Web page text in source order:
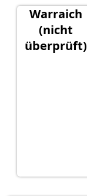
Warraich
(nicht
überprüft)